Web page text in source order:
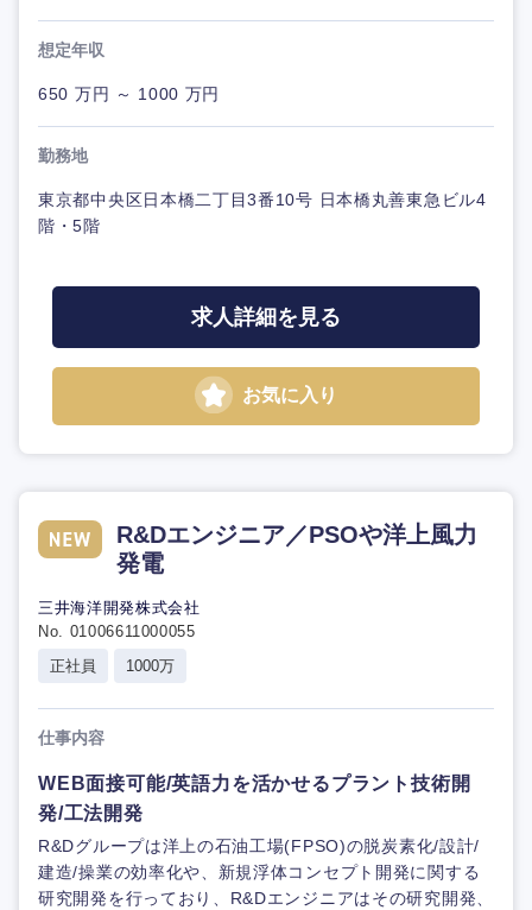
想定年収
650 万円 ～ 1000 万円
勤務地
東京都中央区日本橋二丁目3番10号 日本橋丸善東急ビル4
階・5階
求人詳細を見る
お気に入り
R&Dエンジニア／PSOや洋上風力
発電
三井海洋開発株式会社
No. 01006611000055
正社員
1000万
仕事内容
WEB面接可能/英語力を活かせるプラント技術開
発/工法開発
R&Dグループは洋上の石油工場(FPSO)の脱炭素化/設計/
建造/操業の効率化や、新規浮体コンセプト開発に関する
研究開発を行っており、R&Dエンジニアはその研究開発、